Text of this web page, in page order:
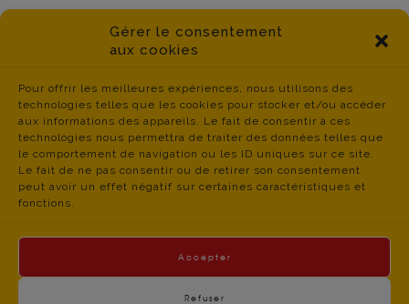
Gérer le consentement
aux cookies
Pour offrir les meilleures expériences, nous utilisons des
technologies telles que les cookies pour stocker et/ou accéder
aux informations des appareils. Le fait de consentir à ces
technologies nous permettra de traiter des données telles que
le comportement de navigation ou les ID uniques sur ce site.
Le fait de ne pas consentir ou de retirer son consentement
peut avoir un effet négatif sur certaines caractéristiques et
fonctions.
Accepter
Refuser